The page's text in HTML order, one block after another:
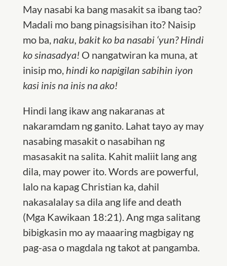
May nasabi ka bang masakit sa ibang tao?
Madali mo bang pinagsisihan ito? Naisip
mo ba, naku, bakit ko ba nasabi ‘yun? Hindi
ko sinasadya! O nangatwiran ka muna, at
inisip mo, hindi ko napigilan sabihin iyon
kasi inis na inis na ako!
Hindi lang ikaw ang nakaranas at
nakaramdam ng ganito. Lahat tayo ay may
nasabing masakit o nasabihan ng
masasakit na salita. Kahit maliit lang ang
dila, may power ito. Words are powerful,
lalo na kapag Christian ka, dahil
nakasalalay sa dila ang life and death
(Mga Kawikaan 18:21). Ang mga salitang
bibigkasin mo ay maaaring magbigay ng
pag-asa o magdala ng takot at pangamba.